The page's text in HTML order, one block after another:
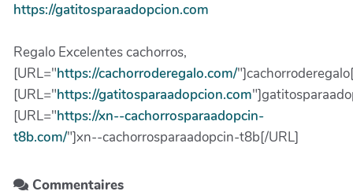
https://gatitosparaadopcion.com
Regalo Excelentes cachorros,
[URL="https://cachorroderegalo.com/
[URL="https://gatitosparaadopcion.com
[URL="https://xn--cachorrosparaadopcin-
t8b.com/"]xn--cachorrosparaadopcin-t8b[/URL]
Commentaires